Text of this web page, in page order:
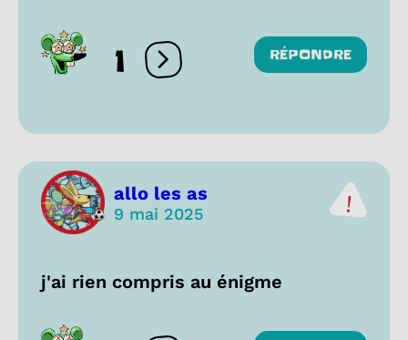
1 Ouvrir les réactions
RÉPONDRE
allo les as
9 mai 2025
j'ai rien compris au énigme